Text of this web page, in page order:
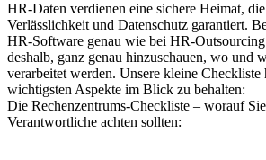
HR-Daten verdienen eine sichere Heimat,
Verlässlichkeit und Datenschutz garantiert.
HR-Software genau wie bei HR-
deshalb, ganz genau hinzuschauen, wo und
verarbeitet werden. Unsere kleine
wichtigsten Aspekte im Blick zu behalten:
Die Rechenzentrums-Checkliste – worauf
Verantwortliche achten sollten: